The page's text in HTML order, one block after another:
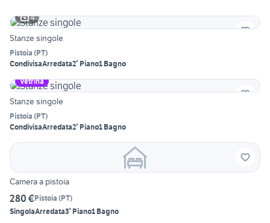
4
Stanze singole
Pistoia (PT)
CondivisaArredata2° Piano1 Bagno
Vetrina
Stanze singole
Pistoia (PT)
CondivisaArredata2° Piano1 Bagno
Camera a pistoia
280 €Pistoia (PT)
SingolaArredata3° Piano1 Bagno